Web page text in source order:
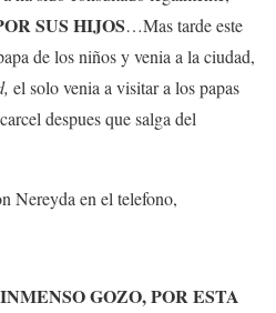
SUS HIJOS…Mas tarde este
de los niños y venia a la ciudad,
el solo venia a visitar a los papas
despues que salga del
Nereyda en el telefono,
GOZO, POR ESTA